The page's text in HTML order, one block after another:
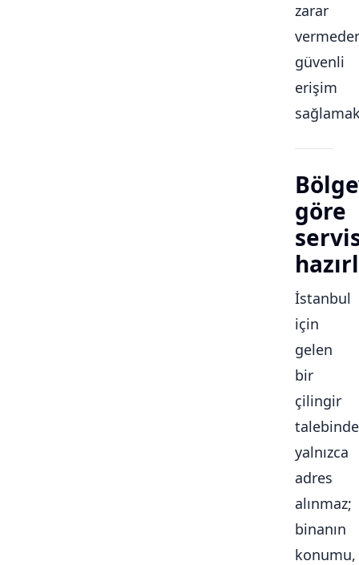
zarar
güvenli
erişim
göre
İstanbul
için
gelen
bir
çilingir
talebinde
yalnızca
adres
alınmaz;
binanın
konumu,